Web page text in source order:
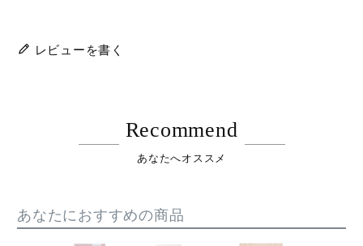
レビューを書く
Recommend
あなたへオススメ
あなたにおすすめの商品